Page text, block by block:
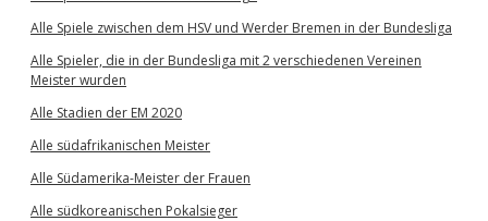
Alle Spiele zwischen dem HSV und Werder Bremen in der Bundesliga
Alle Spieler, die in der Bundesliga mit 2 verschiedenen Vereinen
Meister wurden
Alle Stadien der EM 2020
Alle südafrikanischen Meister
Alle Südamerika-Meister der Frauen
Alle südkoreanischen Pokalsieger